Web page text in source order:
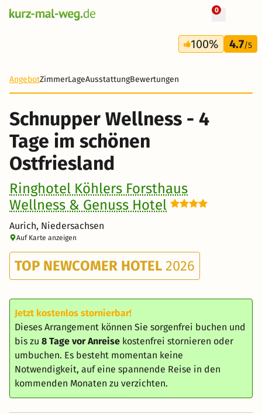
0
4 Tage
415 €
+ 59 Fotos
100% 4.7/5
AngebotZimmerLageAusstattungBewertungen
Schnupper Wellness - 4
Tage im schönen
Ostfriesland
Ringhotel Köhlers Forsthaus
Wellness & Genuss Hotel
Aurich, Niedersachsen
Auf Karte anzeigen
TOP NEWCOMER HOTEL 2026
Jetzt kostenlos stornierbar!
Dieses Arrangement können Sie sorgenfrei buchen und
bis zu 8 Tage vor Anreise kostenfrei stornieren oder
umbuchen. Es besteht momentan keine
Notwendigkeit, auf eine spannende Reise in den
kommenden Monaten zu verzichten.